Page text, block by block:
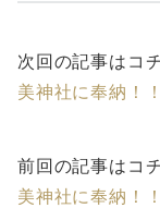
次回の記事
美神社に奉
前回の記事
美神社に奉納